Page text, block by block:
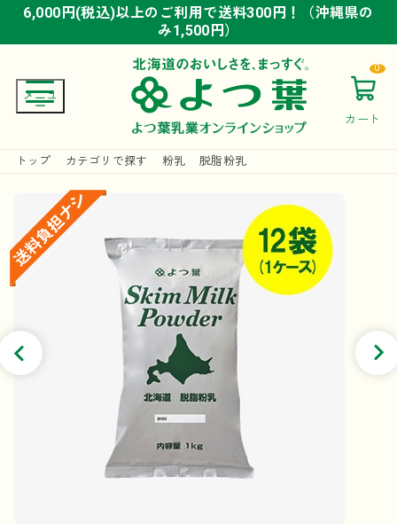
6,000円(税込)以上のご利用で送料300円！（沖縄県の
み1,500円）
6,000円(税込)以上のご利用で送料300円！（沖縄県の
み1,500円）
6,000円(税込)以上のご利用で送料300円！（沖縄県の
み1,500円）
カート
0
トップ カテゴリで探す 粉乳 脱脂粉乳